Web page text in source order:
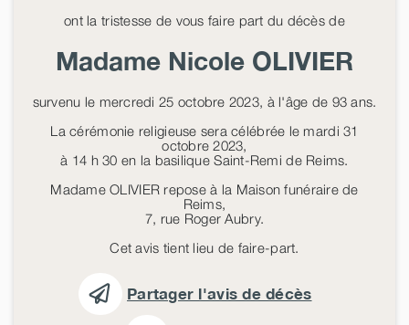
ont la tristesse de vous faire part du décès de
Madame Nicole OLIVIER
survenu le mercredi 25 octobre 2023, à l'âge de 93 ans.
La cérémonie religieuse sera célébrée le mardi 31
octobre 2023,
à 14 h 30 en la basilique Saint-Remi de Reims.
Madame OLIVIER repose à la Maison funéraire de
Reims,
7, rue Roger Aubry.
Cet avis tient lieu de faire-part.
Partager l'avis de décès